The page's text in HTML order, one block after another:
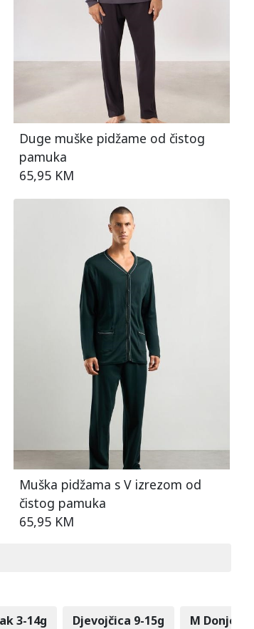
Duge muške pidžame od čistog
pamuka
65,95 KM
Muška pidžama s V izrezom od
čistog pamuka
65,95 KM
3-14g Djevojčica 9-15g M Donje